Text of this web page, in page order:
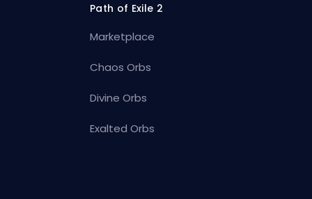
Path of Exile 2
Marketplace
Chaos Orbs
Divine Orbs
Exalted Orbs